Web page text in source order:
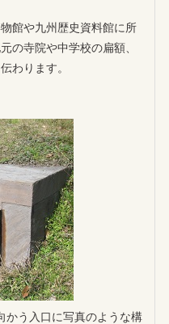
館や九州歴史資料館に所
の寺院や中学校の扁額、
わります。
かう入口に写真のような構